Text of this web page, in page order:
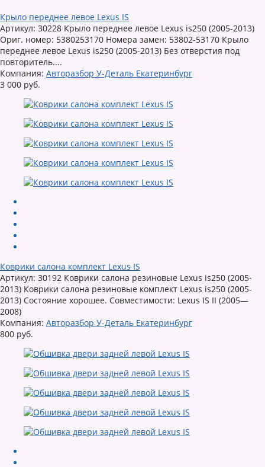
Крыло переднее левое Lexus IS
Артикул: 30228 Крыло переднее левое Lexus is250 (2005-2013)
Ориг. номер: 5380253170 Номера замен: 53802-53170 Крыло
переднее левое Lexus is250 (2005-2013) Без отверстия под
повторитель....
Компания: Авторазбор У-Деталь Екатеринбург
3 000 руб.
Коврики салона комплект Lexus IS
Артикул: 30192 Коврики салона резиновые Lexus is250 (2005-
2013) Коврики салона резиновые комплект Lexus is250 (2005-
2013) Состояние хорошее. Совместимости: Lexus IS II (2005—
2008)
Компания: Авторазбор У-Деталь Екатеринбург
800 руб.